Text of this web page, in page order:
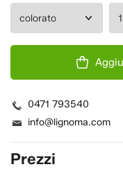
Prezzi
0471 793540
info@lignoma.com